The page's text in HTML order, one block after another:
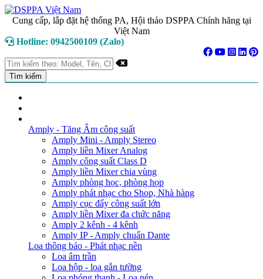
Cung cấp, lắp đặt hệ thống PA, Hội thảo DSPPA Chính hãng tại
Việt Nam
Hotline: 0942500109 (Zalo)
Amply - Tăng Âm công suất
Amply Mini - Amply Stereo
Amply liền Mixer Analog
Amply công suất Class D
Amply liền Mixer chia vùng
Amply phòng học, phòng họp
Amply phát nhạc cho Shop, Nhà hàng
Amply cục đẩy công suất lớn
Amply liền Mixer đa chức năng
Amply 2 kênh - 4 kênh
Amply IP - Amply chuẩn Dante
Loa thông báo - Phát nhạc nền
Loa âm trần
Loa hộp - loa gắn tường